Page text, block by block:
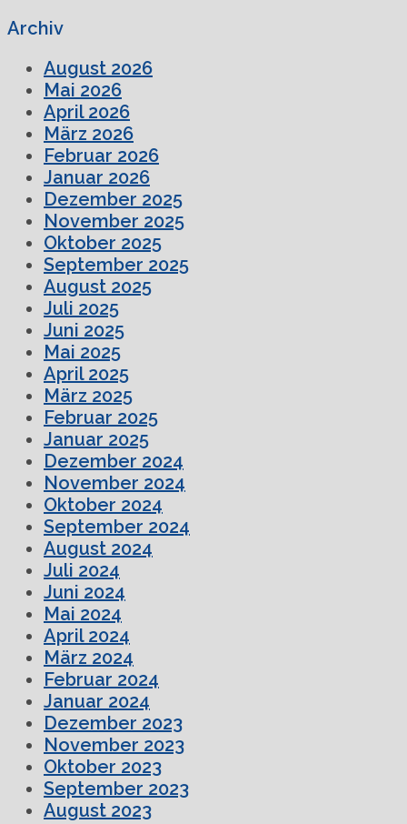
Archiv
August 2026
Mai 2026
April 2026
März 2026
Februar 2026
Januar 2026
Dezember 2025
November 2025
Oktober 2025
September 2025
August 2025
Juli 2025
Juni 2025
Mai 2025
April 2025
März 2025
Februar 2025
Januar 2025
Dezember 2024
November 2024
Oktober 2024
September 2024
August 2024
Juli 2024
Juni 2024
Mai 2024
April 2024
März 2024
Februar 2024
Januar 2024
Dezember 2023
November 2023
Oktober 2023
September 2023
August 2023